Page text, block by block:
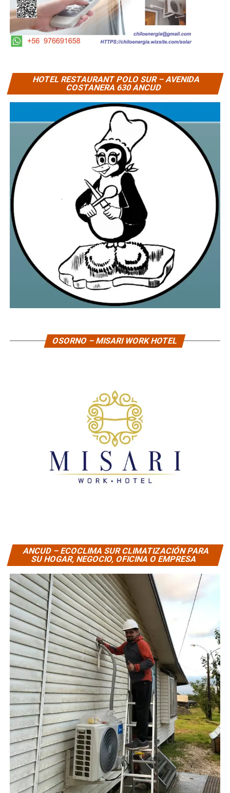
HOTEL RESTAURANT POLO SUR – AVENIDA
COSTANERA 630 ANCUD
OSORNO – MISARI WORK HOTEL
ANCUD – ECOCLIMA SUR CLIMATIZACIÓN PARA
SU HOGAR, NEGOCIO, OFICINA O EMPRESA